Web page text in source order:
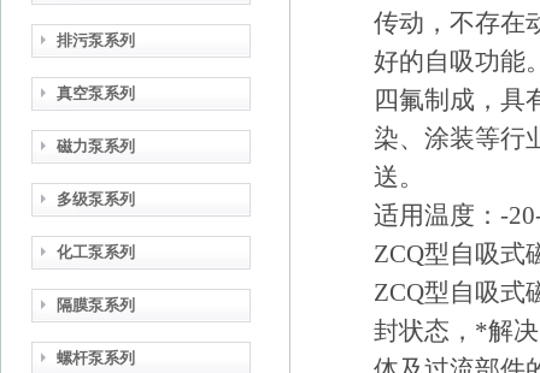
排污泵系列
真空泵系列
磁力泵系列
多级泵系列
化工泵系列
隔膜泵系列
螺杆泵系列
传动，不存在
好的自吸功能
四氟制成，具
染、涂装等行
送。
适用温度：-
ZCQ型自吸式
ZCQ型自吸式
封状态，*解